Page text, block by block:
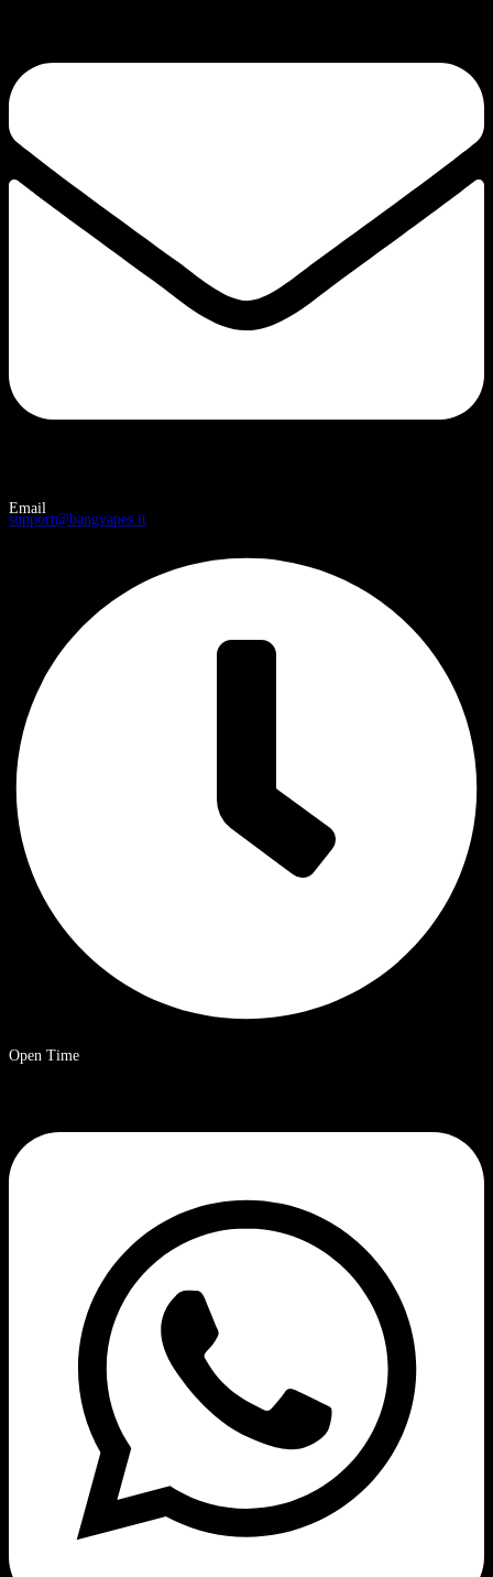
Email
support@bangvapes.it
Open Time
9 a.m. – 8 p.m. Ora solare cinese.